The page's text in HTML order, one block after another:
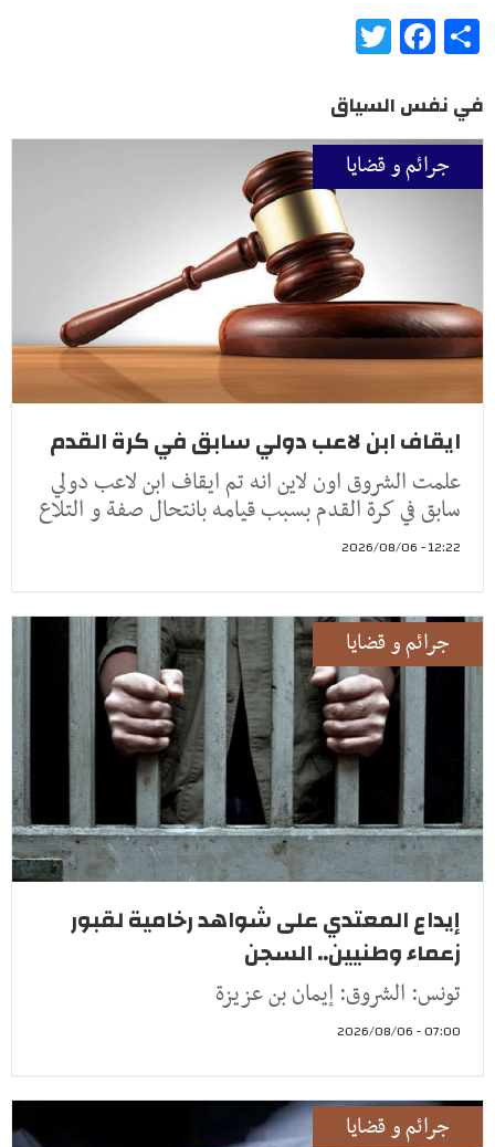
Share
Facebook
في نفس السياق
جرائم و قضايا
ايقاف ابن لاعب دولي سابق في كرة القدم
علمت الشروق اون لاين انه تم ايقاف ابن لاعب دولي
سابق في كرة القدم بسبب قيامه بانتحال صفة و التلاع
12:22 - 2026/08/06
جرائم و قضايا
إيداع المعتدي على شواهد رخامية لقبور
زعماء وطنيين.. السجن
تونس: الشروق: إيمان بن عزيزة
07:00 - 2026/08/06
جرائم و قضايا